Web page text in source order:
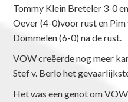
Tommy Klein Breteler 3-0
Oever (4-0)voor rust en Pim
Dommelen (6-0) na de rust.
VOW creëerde nog meer
Stef v. Berlo het
Het was een genot om